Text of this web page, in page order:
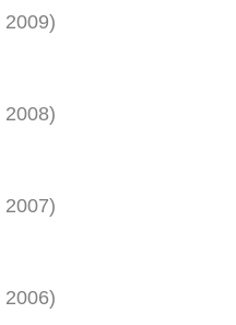
2009)
2008)
2007)
2006)